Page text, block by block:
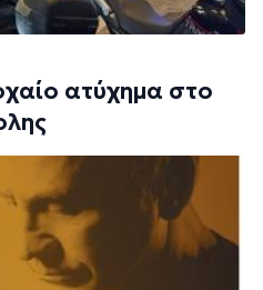
ατύχημα στο